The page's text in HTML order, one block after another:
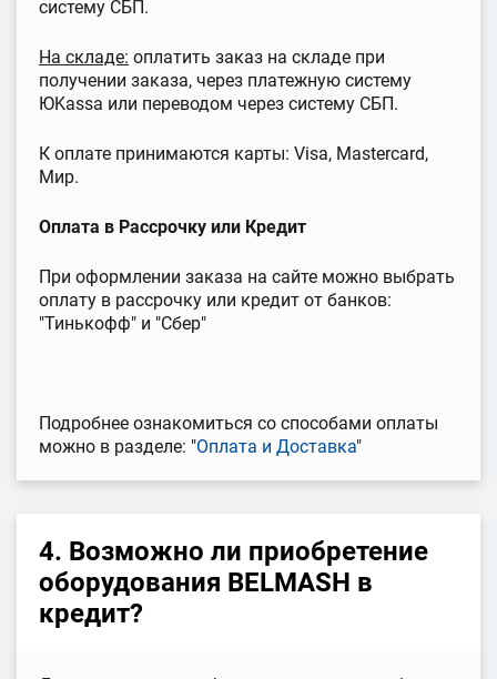
систему СБП.
На складе: оплатить заказ на складе при
получении заказа, через платежную систему
ЮKassa или переводом через систему СБП.
К оплате принимаются карты: Visa, Mastercard,
Мир.
Оплата в Рассрочку или Кредит
При оформлении заказа на сайте можно выбрать
оплату в рассрочку или кредит от банков:
"Тинькофф" и "Сбер"
Подробнее ознакомиться со способами оплаты
можно в разделе: "Оплата и Доставка"
4. Возможно ли приобретение
оборудования BELMASH в
кредит?